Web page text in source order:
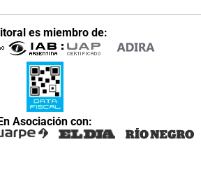
es miembro de:
Asociación con: